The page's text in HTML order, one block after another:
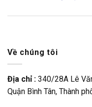
Về chúng tôi
Địa chỉ : 340/28A Lê
Quận Bình Tân, Thành